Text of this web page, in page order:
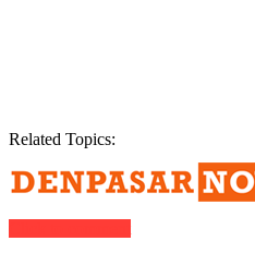
Related Topics: